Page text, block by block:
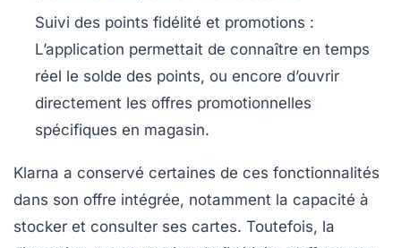
Suivi des points fidélité et promotions :
L’application permettait de connaître en temps
réel le solde des points, ou encore d’ouvrir
directement les offres promotionnelles
spécifiques en magasin.
Klarna a conservé certaines de ces fonctionnalités
dans son offre intégrée, notamment la capacité à
stocker et consulter ses cartes. Toutefois, la